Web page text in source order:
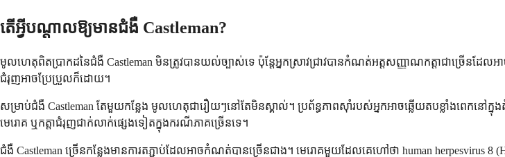
តើអ្វីបណ្តាលឱ្យមានជំងឺ Castleman?
មូលហេតុពិតប្រាកដនៃជំងឺ Castleman មិនត្រូវបានយល់ច្បាស់ទេ ប៉ុន្តែអ្នកស្រាវជ្រាវបានកំណត់អត្តសញ្ញាណកត្តាជាច្រើនដែលអ
ជំរុញអាចប្រែប្រួលក៏ដោយ។
សម្រាប់ជំងឺ Castleman តែមួយកន្លែង មូលហេតុជារឿយៗនៅតែមិនស្គាល់។ ប្រព័ន្ធភាពស៊ាំរបស់អ្នកអាចឆ្លើយតបខ្លាំងពេកន
មេរោគ ឬកត្តាជំរុញជាក់លាក់ផ្សេងទៀតក្នុងករណីភាគច្រើនទេ។
ជំងឺ Castleman ច្រើនកន្លែងមានការតភ្ជាប់ដែលអាចកំណត់បានច្រើនជាង។ មេរោគមួយដែលគេហៅថា human herpesvirus